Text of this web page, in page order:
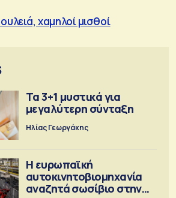
χαμηλοί μισθοί
Τα 3+1 μυστικά για
μεγαλύτερη σύνταξη
Ηλίας Γεωργάκης
Η ευρωπαϊκή
αυτοκινητοβιομηχανία
αναζητά σωσίβιο στην